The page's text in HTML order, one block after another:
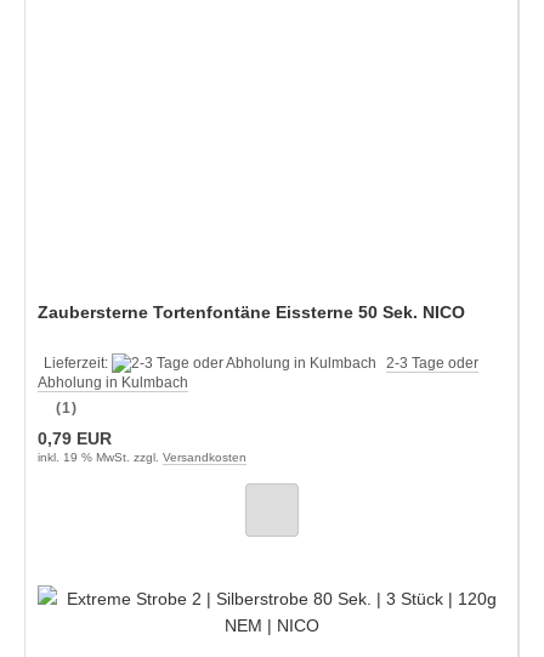
Zaubersterne Tortenfontäne Eissterne 50 Sek. NICO
Lieferzeit:
2-3 Tage oder
Abholung in Kulmbach
(1)
0,79 EUR
inkl. 19 % MwSt. zzgl. Versandkosten